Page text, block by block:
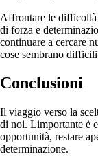
Affrontare le difficoltà
di forza e
continuare a cercare
cose sembrano
Conclusioni
Il viaggio verso la
di noi. Limportante è
opportunità, restare
determinazione.